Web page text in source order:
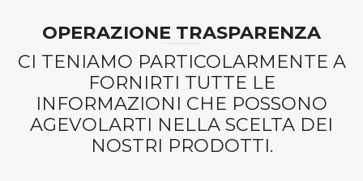
OPERAZIONE TRASPARENZA
CI TENIAMO PARTICOLARMENTE A
FORNIRTI TUTTE LE
INFORMAZIONI CHE POSSONO
AGEVOLARTI NELLA SCELTA DEI
NOSTRI PRODOTTI.